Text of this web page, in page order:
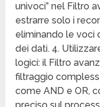
univoci” nel Filtro
estrarre solo i
eliminando le voci
dei dati. 4.
logici: il Filtro
filtraggio
come AND e OR,